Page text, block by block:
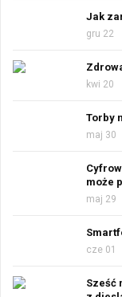
Jak
gru 22
kwi 20
Torby
maj 30
może
maj 29
cze 01
Sześć